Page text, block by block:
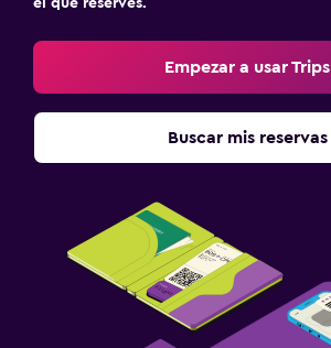
el que reserves.
Empezar a usar Trips
Buscar mis reservas